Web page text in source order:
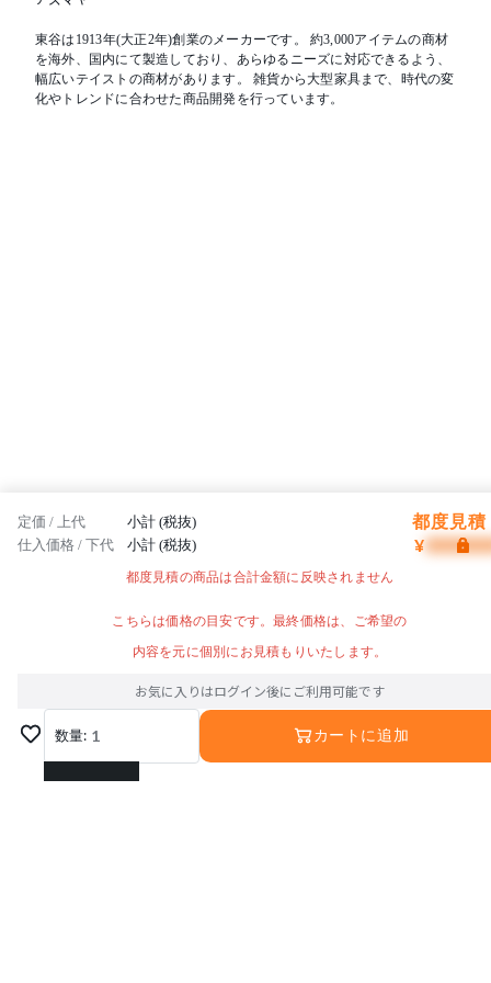
東谷は1913年(大正2年)創業のメーカーです。 約3,000アイテムの商材
を海外、国内にて製造しており、あらゆるニーズに対応できるよう、
幅広いテイストの商材があります。 雑貨から大型家具まで、時代の変
化やトレンドに合わせた商品開発を行っています。
定価 / 上代 小計 (税抜) 都度見積
仕入価格 / 下代 小計 (税抜) ¥
都度見積の商品は合計金額に反映されません
こちらは価格の目安です。最終価格は、ご希望の
内容を元に個別にお見積もりいたします。
お気に入りはログイン後にご利用可能です
数量: 1
1
カートに追加